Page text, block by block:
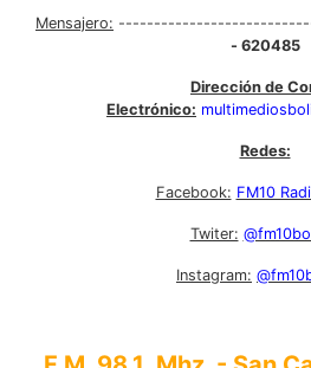
Mensajero:
- 620485
Dirección de
Electrónico:
Redes:
Facebook: FM10
Twiter:
Instagram: